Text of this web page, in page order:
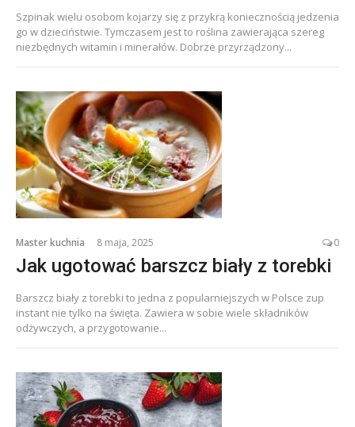
Szpinak wielu osobom kojarzy się z przykrą koniecznością jedzenia
go w dzieciństwie. Tymczasem jest to roślina zawierająca szereg
niezbędnych witamin i minerałów. Dobrze przyrządzony...
Master kuchnia 8 maja, 2025 0
Jak ugotować barszcz biały z torebki
Barszcz biały z torebki to jedna z popularniejszych w Polsce zup
instant nie tylko na święta. Zawiera w sobie wiele składników
odżywczych, a przygotowanie...